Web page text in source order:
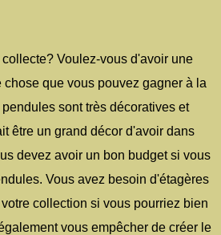
Voulez-vous d'avoir une
que vous pouvez gagner à la
sont très décoratives et
être un grand décor d'avoir dans
devez avoir un bon budget si vous
Vous avez besoin d'étagères
collection si vous pourriez bien
vous empêcher de créer le